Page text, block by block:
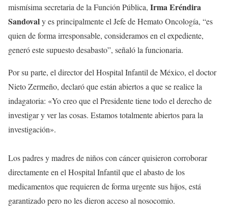
mismísima secretaria de la Función Pública, Irma Eréndira
Sandovaly es principalmente el Jefe de Hemato Oncología, “es
quien de forma irresponsable, consideramos en el expediente,
generó este supuesto desabasto”, señaló la funcionaria.
Por su parte, el director del Hospital Infantil de México, el doctor
Nieto Zermeño, declaró que están abiertos a que se realice la
indagatoria: «Yo creo que el Presidente tiene todo el derecho de
investigar y ver las cosas. Estamos totalmente abiertos para la
investigación».
Los padres y madres de niños con cáncer quisieron corroborar
directamente en el Hospital Infantil que el abasto de los
medicamentos que requieren de forma urgente sus hijos, está
garantizado pero no les dieron acceso al nosocomio.